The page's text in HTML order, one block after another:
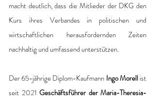
macht deutlich, dass die Mitlieder der DKG den
Kurs ihres Verbandes in politischen und
wirtschaftlichen herausfordernden Zeiten
nachhaltig und umfassend unterstützen.
Der 65-jährige Diplom-Kaufmann Ingo Morell ist
seit 2021 Geschäftsführer der Maria-Theresia-